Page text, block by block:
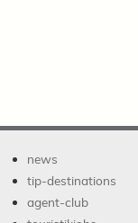
news
tip-destinations
agent-club